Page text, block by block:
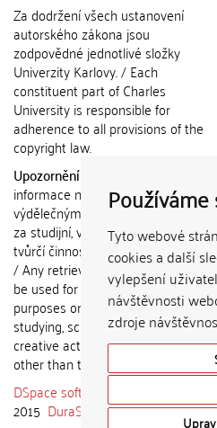
Tyto webové
cookies a další
vylepšení
návštěvnosti
zdroje
Za dodržení všech ustanovení
autorského zákona jsou
zodpovědné jednotlivé složky
Univerzity Karlovy. / Each
constituent part of Charles
University is responsible for
adherence to all provisions of the
copyright law.
Upozornění / Notice:
informace nemohou být použity k
výdělečným účelům nebo vydávány
za studijní, vědeckou nebo jinou
tvůrčí činnost jiné osoby než autora.
/ Any retrieved information shall
be used for any commercial
purposes or claimed as results of
studying, scientific or any other
creative activities of any person
other than the author.
DSpace software
copyright ©
2015 DuraSpace